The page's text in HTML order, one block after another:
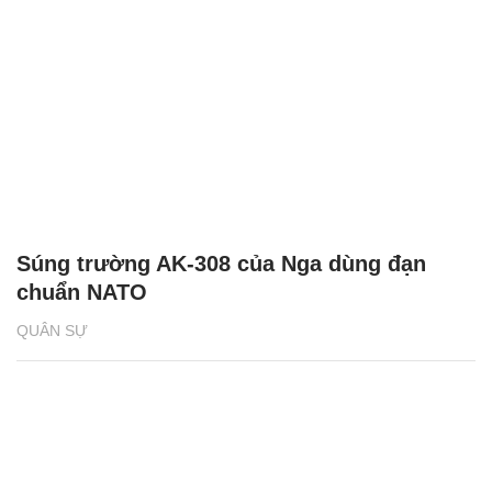
QUÂN SỰ
Súng trường AK-308 của Nga dùng đạn
chuẩn NATO